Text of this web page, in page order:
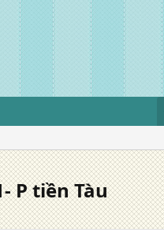
P tiền Tàu